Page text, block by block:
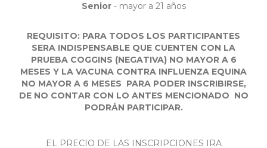
Senior- mayor a 21 años
REQUISITO: PARA TODOS LOS PARTICIPANTES
SERA INDISPENSABLE QUE CUENTEN CON LA
PRUEBA COGGINS (NEGATIVA) NO MAYOR A 6
MESES Y LA VACUNA CONTRA INFLUENZA EQUINA
NO MAYOR A 6 MESES PARA PODER INSCRIBIRSE,
DE NO CONTAR CON LO ANTES MENCIONADO NO
PODRÁN PARTICIPAR.
EL PRECIO DE LAS INSCRIPCIONES IRA